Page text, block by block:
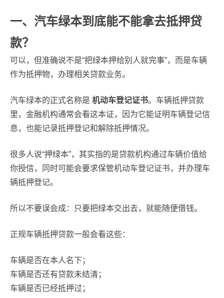
一、汽车绿本到底能不能拿去抵押贷
款？
可以，但准确说不是“把绿本押给别人就完事”，而是车辆
作为抵押物，办理相关贷款业务。
汽车绿本的正式名称是 机动车登记证书。车辆抵押贷款
里，金融机构通常会看这本证，因为它能证明车辆登记信
息，也能记录抵押登记和解除抵押情况。
很多人说“押绿本”，其实指的是贷款机构通过车辆价值给
你授信，同时可能会要求保管机动车登记证书，并办理车
辆抵押登记。
所以不要误会成：只要把绿本交出去，就能随便借钱。
正规车辆抵押贷款一般会看这些：
车辆是否在本人名下；
车辆是否还有贷款未结清；
车辆是否已经抵押过；